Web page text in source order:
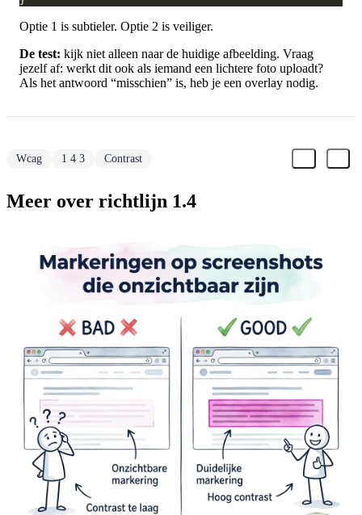
Optie 1 is subtieler. Optie 2 is veiliger.
De test: kijk niet alleen naar de huidige afbeelding. Vraag
jezelf af: werkt dit ook als iemand een lichtere foto uploadt?
Als het antwoord “misschien” is, heb je een overlay nodig.
Wcag 1 4 3 Contrast
Meer over richtlijn 1.4